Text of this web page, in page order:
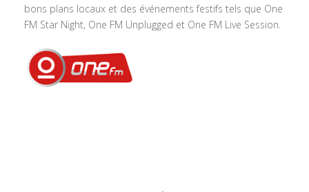
bons plans locaux et des événements festifs tels que One
FM Star Night, One FM Unplugged et One FM Live Session.